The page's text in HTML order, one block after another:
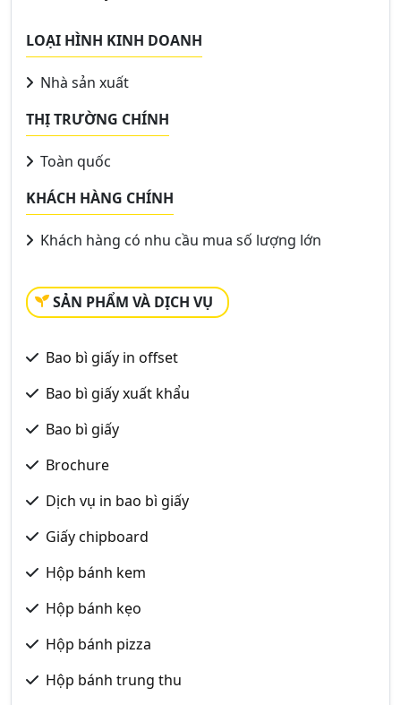
LOẠI HÌNH KINH DOANH
Nhà sản xuất
THỊ TRƯỜNG CHÍNH
Toàn quốc
KHÁCH HÀNG CHÍNH
Khách hàng có nhu cầu mua số lượng lớn
SẢN PHẨM VÀ DỊCH VỤ
Bao bì giấy in offset
Bao bì giấy xuất khẩu
Bao bì giấy
Brochure
Dịch vụ in bao bì giấy
Giấy chipboard
Hộp bánh kem
Hộp bánh kẹo
Hộp bánh pizza
Hộp bánh trung thu